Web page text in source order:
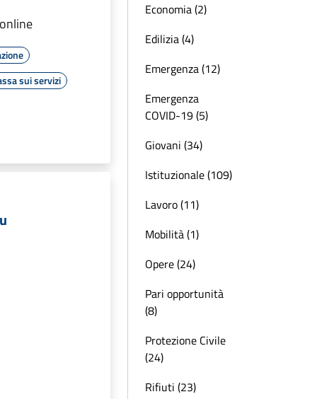
sui servizi
Economia (2)
Edilizia (4)
Emergenza (12)
Emergenza
COVID-19 (5)
Giovani (34)
Istituzionale (109)
Lavoro (11)
Mobilità (1)
Opere (24)
Pari opportunità
(8)
Protezione Civile
(24)
Rifiuti (23)